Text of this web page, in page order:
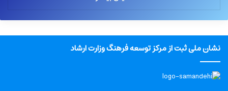
نشان ملی ثبت از مرکز توسعه فرهنگ وزارت ارشاد